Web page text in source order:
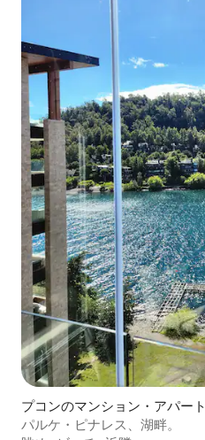
プコンのマンション・アパート
パルケ・ピナレス、湖畔。